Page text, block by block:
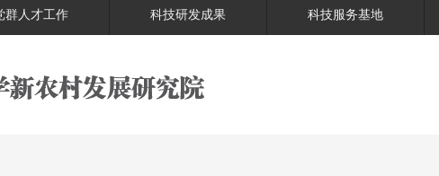
群人才工作 科技研发成果 科技服务基地